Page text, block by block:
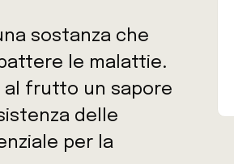
sostanza che
le malattie.
al frutto un sapore
delle
per la